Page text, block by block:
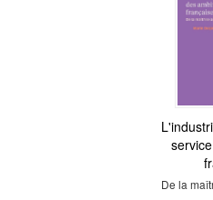
De la